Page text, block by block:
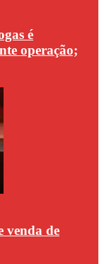
é
operação;
venda de